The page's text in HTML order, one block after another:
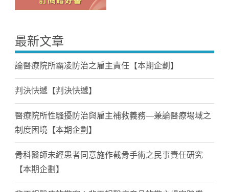
最新文章
論醫療院所霸凌防治之雇主責任【本期企劃】
判決快遞【判決快遞】
醫療院所性騷擾防治與雇主補救義務—兼論醫療場域之
制度困境【本期企劃】
骨科醫師未經患者同意施作截骨手術之民事責任研究
【本期企劃】